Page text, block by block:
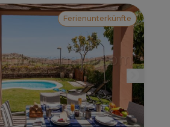
Ferienunterkünfte